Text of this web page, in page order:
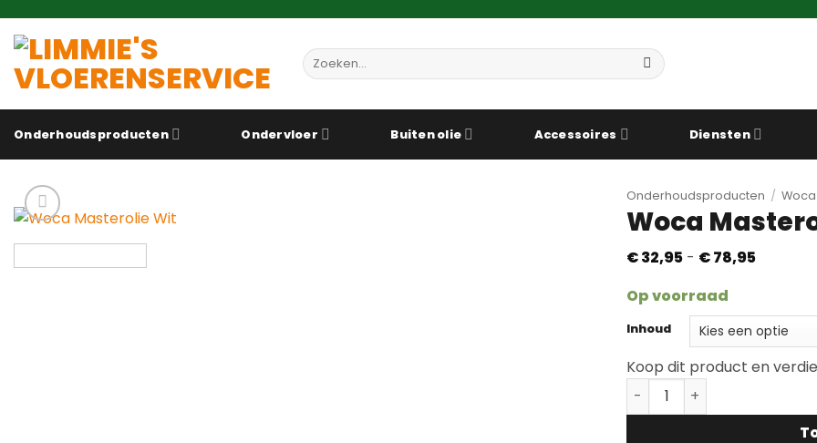
naar
inhoud
Zoeken
naar:
Onderhoudsproducten Ondervloer Buiten olie Accessoires Diensten
Onderhoudsproducten / Woca
Woca
€32,95 - €78,95
Op voorraad
Inhoud
Koop dit product en
Woca Masterolie Wit